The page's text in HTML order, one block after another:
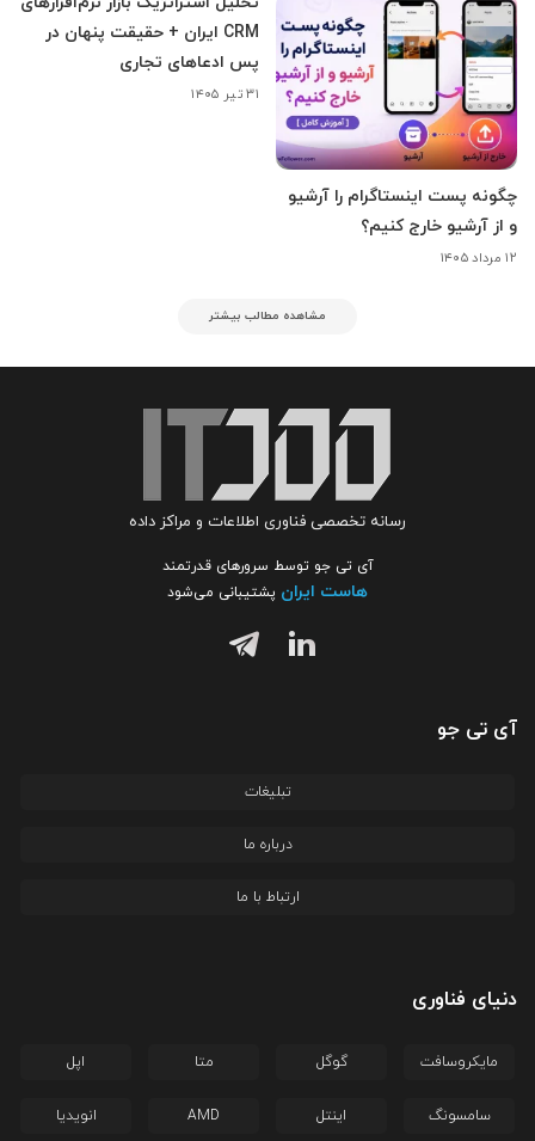
چگونه پست اینستاگرام را آرشیو
و از آرشیو خارج کنیم؟
۱۲ مرداد ۱۴۰۵
CRM ایران + حقیقت پنهان در
پس ادعاهای تجاری
۳۱ تیر ۱۴۰۵
مشاهده مطالب بیشتر
رسانه تخصصی فناوری اطلاعات و مراکز داده
آی تی جو توسط سرورهای قدرتمند
هاست ایران پشتیبانی می‌شود
آی تی جو
تبلیغات
درباره ما
ارتباط با ما
دنیای فناوری
مایکروسافت گوگل متا اپل
سامسونگ اینتل AMD انویدیا